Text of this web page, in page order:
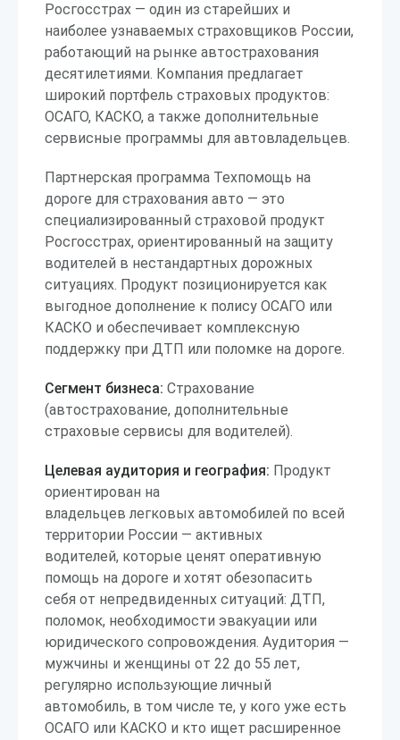
Росгосстрах — один из старейших и
наиболее узнаваемых страховщиков России,
работающий на рынке автострахования
десятилетиями. Компания предлагает
широкий портфель страховых продуктов:
ОСАГО, КАСКО, а также дополнительные
сервисные программы для автовладельцев.
Партнерская программа Техпомощь на
дороге для страхования авто — это
специализированный страховой продукт
Росгосстрах, ориентированный на защиту
водителей в нестандартных дорожных
ситуациях. Продукт позиционируется как
выгодное дополнение к полису ОСАГО или
КАСКО и обеспечивает комплексную
поддержку при ДТП или поломке на дороге.
Сегмент бизнеса: Страхование
(автострахование, дополнительные
страховые сервисы для водителей).
Целевая аудитория и география: Продукт
ориентирован на
владельцев легковых автомобилей по всей
территории России — активных
водителей, которые ценят оперативную
помощь на дороге и хотят обезопасить
себя от непредвиденных ситуаций: ДТП,
поломок, необходимости эвакуации или
юридического сопровождения. Аудитория —
мужчины и женщины от 22 до 55 лет,
регулярно использующие личный
автомобиль, в том числе те, у кого уже есть
ОСАГО или КАСКО и кто ищет расширенное